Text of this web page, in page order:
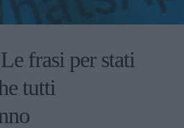
frasi per stati
tutti